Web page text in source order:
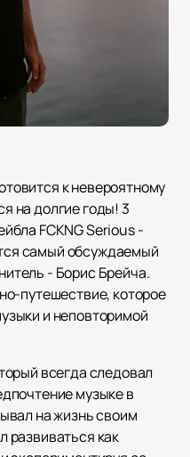
к невероятному
на долгие годы! 3
FCKNG Serious -
самый обсуждаемый
- Борис Брейча.
путешествие, которое
и неповторимой
всегда следовал
музыке в
на жизнь своим
развиваться как